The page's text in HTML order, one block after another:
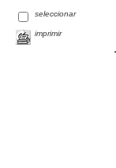
seleccionar
imprimir